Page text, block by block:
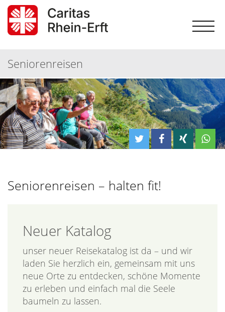
Seniorenreisen
Seniorenreisen – halten fit!
Neuer Katalog
unser neuer Reisekatalog ist da – und wir
laden Sie herzlich ein, gemeinsam mit uns
neue Orte zu entdecken, schöne Momente
zu erleben und einfach mal die Seele
baumeln zu lassen.